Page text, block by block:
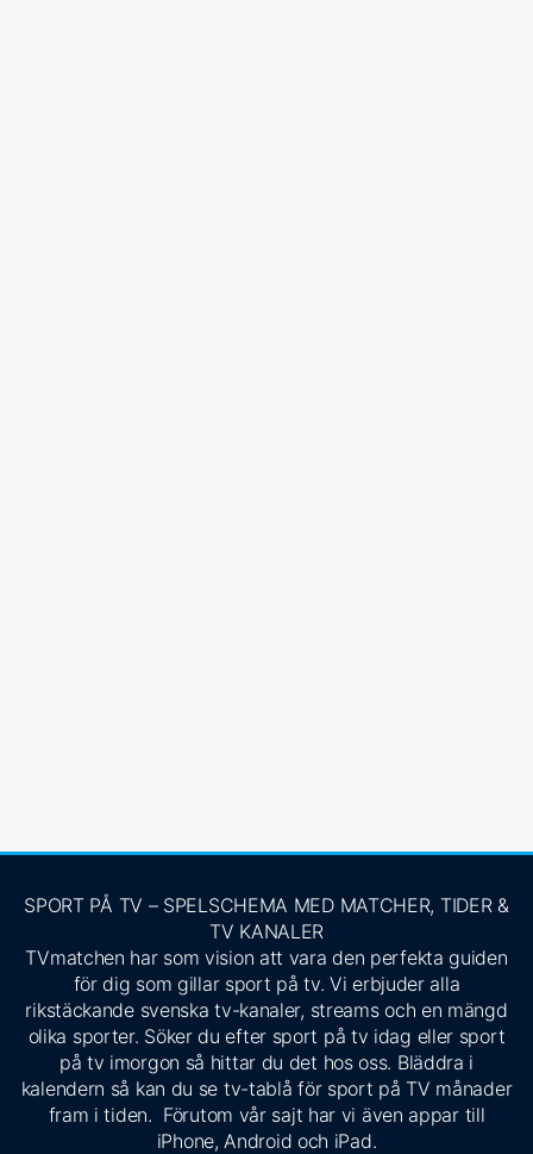
SPORT PÅ TV – SPELSCHEMA MED MATCHER, TIDER &
TV KANALER
TVmatchen har som vision att vara den perfekta guiden
för dig som gillar sport på tv. Vi erbjuder alla
rikstäckande svenska tv-kanaler, streams och en mängd
olika sporter. Söker du efter sport på tv idag eller sport
på tv imorgon så hittar du det hos oss. Bläddra i
kalendern så kan du se tv-tablå för sport på TV månader
fram i tiden. Förutom vår sajt har vi även appar till
iPhone, Android och iPad.